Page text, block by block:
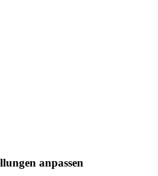
anpassen